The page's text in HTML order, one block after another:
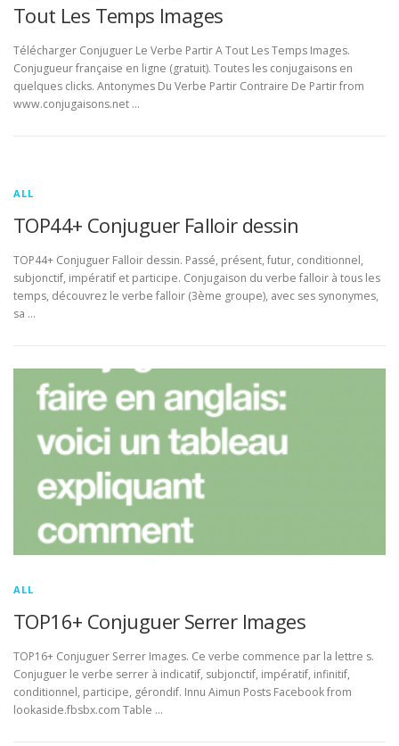
Tout Les Temps Images
Télécharger Conjuguer Le Verbe Partir A Tout Les Temps Images.
Conjugueur française en ligne (gratuit). Toutes les conjugaisons en
quelques clicks. Antonymes Du Verbe Partir Contraire De Partir from
www.conjugaisons.net …
ALL
TOP44+ Conjuguer Falloir dessin
TOP44+ Conjuguer Falloir dessin. Passé, présent, futur, conditionnel,
subjonctif, impératif et participe. Conjugaison du verbe falloir à tous les
temps, découvrez le verbe falloir (3ème groupe), avec ses synonymes,
sa …
ALL
TOP16+ Conjuguer Serrer Images
TOP16+ Conjuguer Serrer Images. Ce verbe commence par la lettre s.
Conjuguer le verbe serrer à indicatif, subjonctif, impératif, infinitif,
conditionnel, participe, gérondif. Innu Aimun Posts Facebook from
lookaside.fbsbx.com Table …